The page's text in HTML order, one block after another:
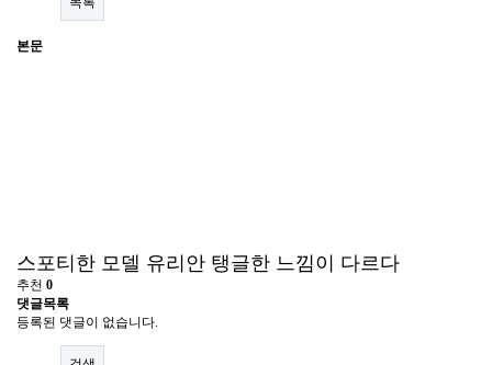
본문
스포티한 모델 유리안 탱글한 느낌이 다르다
추천 0
댓글목록
등록된 댓글이 없습니다.